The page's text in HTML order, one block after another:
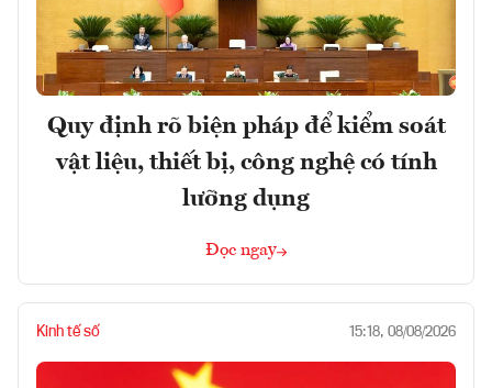
Quy định rõ biện pháp để kiểm soát
vật liệu, thiết bị, công nghệ có tính
lưỡng dụng
Đọc ngay
Kinh tế số 15:18, 08/08/2026